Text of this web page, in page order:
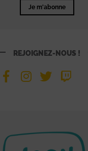
Je m'abonne
REJOIGNEZ-NOUS !